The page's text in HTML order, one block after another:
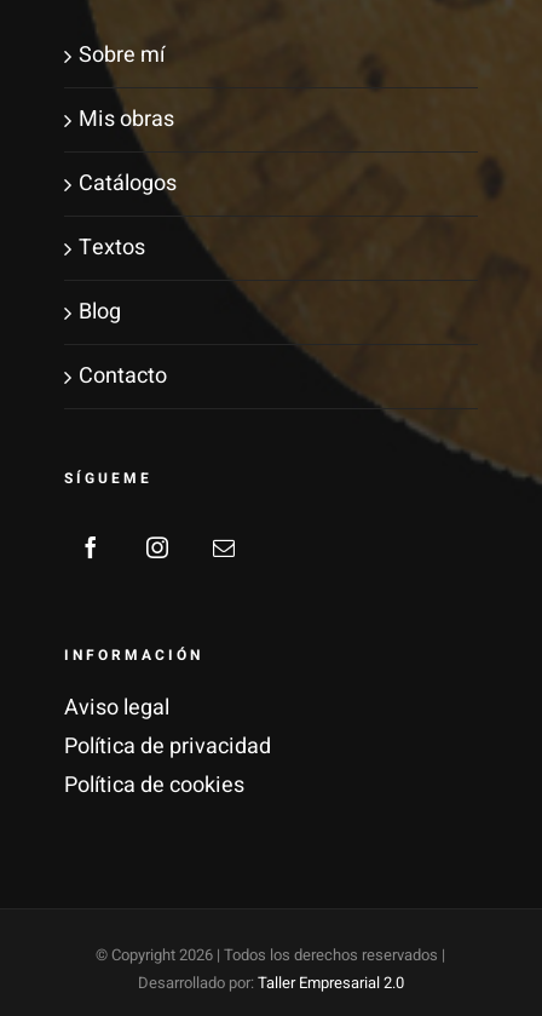
Sobre mí
Mis obras
Catálogos
Textos
Blog
Contacto
SÍGUEME
INFORMACIÓN
Aviso legal
Política de privacidad
Política de cookies
© Copyright2026 | Todos los derechos reservados |
Desarrollado por: Taller Empresarial 2.0